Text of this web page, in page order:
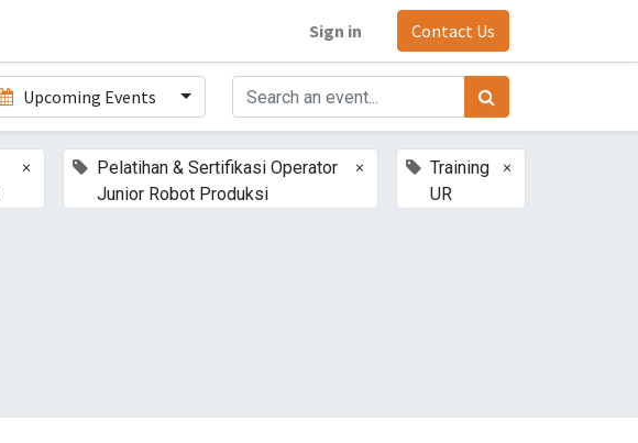
Sign in Contact Us
Upcoming Events
×
Pelatihan & Sertifikasi Operator
Junior Robot Produksi
×
Training
UR
×